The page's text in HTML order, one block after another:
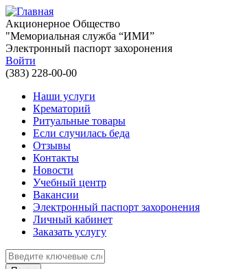
Перейти к основному содержанию
Акционерное Общество
"Мемориальная служба “ИМИ”
Электронный паспорт захоронения
Войти
(383) 228-00-00
Наши услуги
Крематорий
Ритуальные товары
Если случилась беда
Отзывы
Контакты
Новости
Учебный центр
Вакансии
Электронный паспорт захоронения
Личный кабинет
Заказать услугу
Введите ключевые слова для поиска